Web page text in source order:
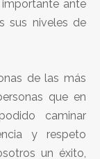
ante
sus niveles de
de las más
que en
caminar
y respeto
un éxito,